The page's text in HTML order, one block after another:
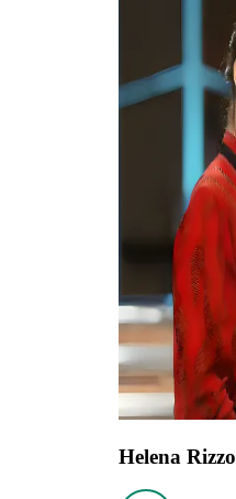
Helena Rizzo